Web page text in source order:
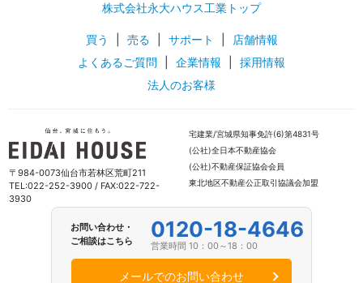
株式会社永大ハウス工業トップ
買う 売る サポート
店舗情報
よくあるご質問
企業情報
採用情報
法人のお客様
〒984-0073仙台市若林区荒町211
TEL:022-252-3900 / FAX:022-722-
3930
宅建業/宮城県知事免許(6)第4831号
(公社)全日本不動産協会
(公社)不動産保証協会会員
東北地区不動産公正取引協議会加盟
お問い合わせ・
ご相談はこちら
0120-18-4646
営業時間 10：00～18：00
メールでのお問い合わせ